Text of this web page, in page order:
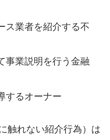
ス業者を紹介する不
事業説明を行う金融
するオーナー
触れない紹介行為）は